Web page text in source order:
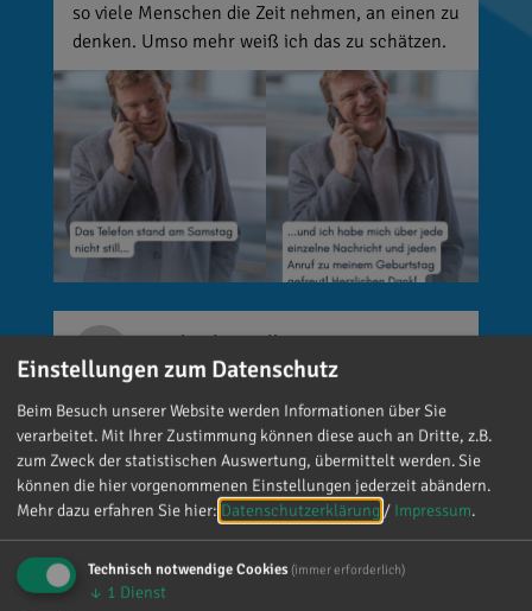
so viele Menschen die Zeit nehmen, an einen zu
denken. Umso mehr weiß ich das zu schätzen.
Reinhard Brandl
vor 5 Tagenvia facebook
🚨 Neues EU-Gesetz seit dem 2. August! Ab
sofort gelten neue Vorschriften für die
Kennzeichnung bestimmter KI-Inhalte. ⚠️
Wichtig zu wissen: Wer
kennzeichnungspflichtige KI-Inhalte
veröffentlicht und diese nicht entsprechend
kennzeichnet, riskiert Bußgelder von bis zu 15
Einstellungen zum Datenschutz
Beim Besuch unserer Website werden Informationen über Sie
verarbeitet. Mit Ihrer Zustimmung können diese auch an Dritte, z.B.
zum Zweck der statistischen Auswertung, übermittelt werden. Sie
können die hier vorgenommenen Einstellungen jederzeit abändern.
Mehr dazu erfahren Sie hier: Datenschutzerklärung / Impressum.
Technisch notwendige Cookies (immer erforderlich)
↓ 1 Dienst